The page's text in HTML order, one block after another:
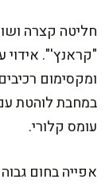
חליטה קצרה
"קראנץ'". אידוי
במחבת לוהטת
עומס קלורי.